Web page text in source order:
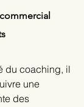
du coaching, il
une
des